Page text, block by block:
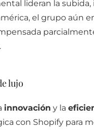
lideran la
el grupo aún
lujo
innovación y la
con Shopify para